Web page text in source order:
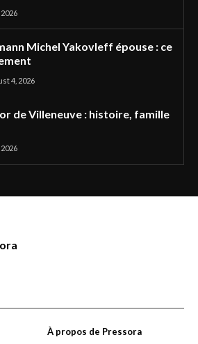
Michel Yakovleff épouse : ce
4, 2026
de Villeneuve : histoire, famille
À propos de Pressora